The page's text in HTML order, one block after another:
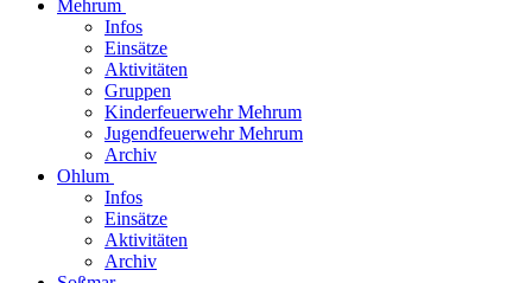
Mehrum
Infos
Einsätze
Aktivitäten
Gruppen
Kinderfeuerwehr Mehrum
Jugendfeuerwehr Mehrum
Archiv
Ohlum
Infos
Einsätze
Aktivitäten
Archiv